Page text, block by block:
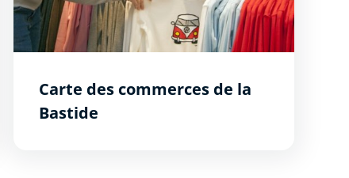
Carte des commerces de la
Bastide